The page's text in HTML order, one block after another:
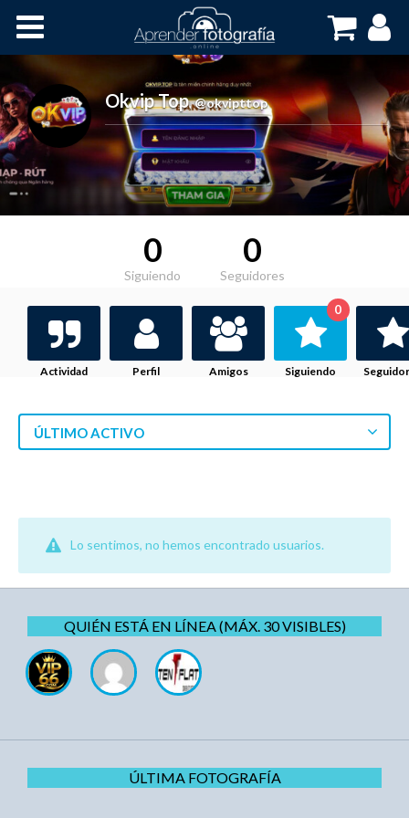
Cursos OnLine
Okvip Top,@okvipttop
0
Siguiendo
0
Seguidores
Actividad Perfil Amigos Siguiendo
0
ÚLTIMO ACTIVO
Lo sentimos, no hemos encontrado usuarios.
QUIÉN ESTÁ EN LÍNEA (MÁX. 30 VISIBLES)
ÚLTIMA FOTOGRAFÍA